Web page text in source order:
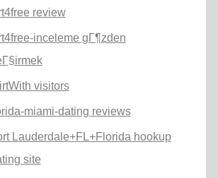
review
inceleme gГ¶zden
visitors
miami-dating reviews
Lauderdale+FL+Florida hookup
site